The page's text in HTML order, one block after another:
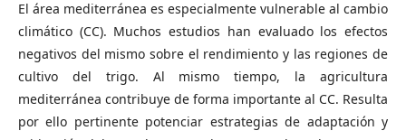
El área mediterránea es especialmente vulnerable al cambio
climático (CC). Muchos estudios han evaluado los efectos
negativos del mismo sobre el rendimiento y las regiones de
cultivo del trigo. Al mismo tiempo, la agricultura
mediterránea contribuye de forma importante al CC. Resulta
por ello pertinente potenciar estrategias de adaptación y